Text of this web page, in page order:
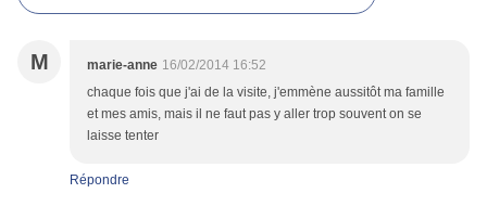
M marie-anne 16/02/2014 16:52
chaque fois que j'ai de la visite, j'emmène aussitôt ma famille
et mes amis, mais il ne faut pas y aller trop souvent on se
laisse tenter
Répondre